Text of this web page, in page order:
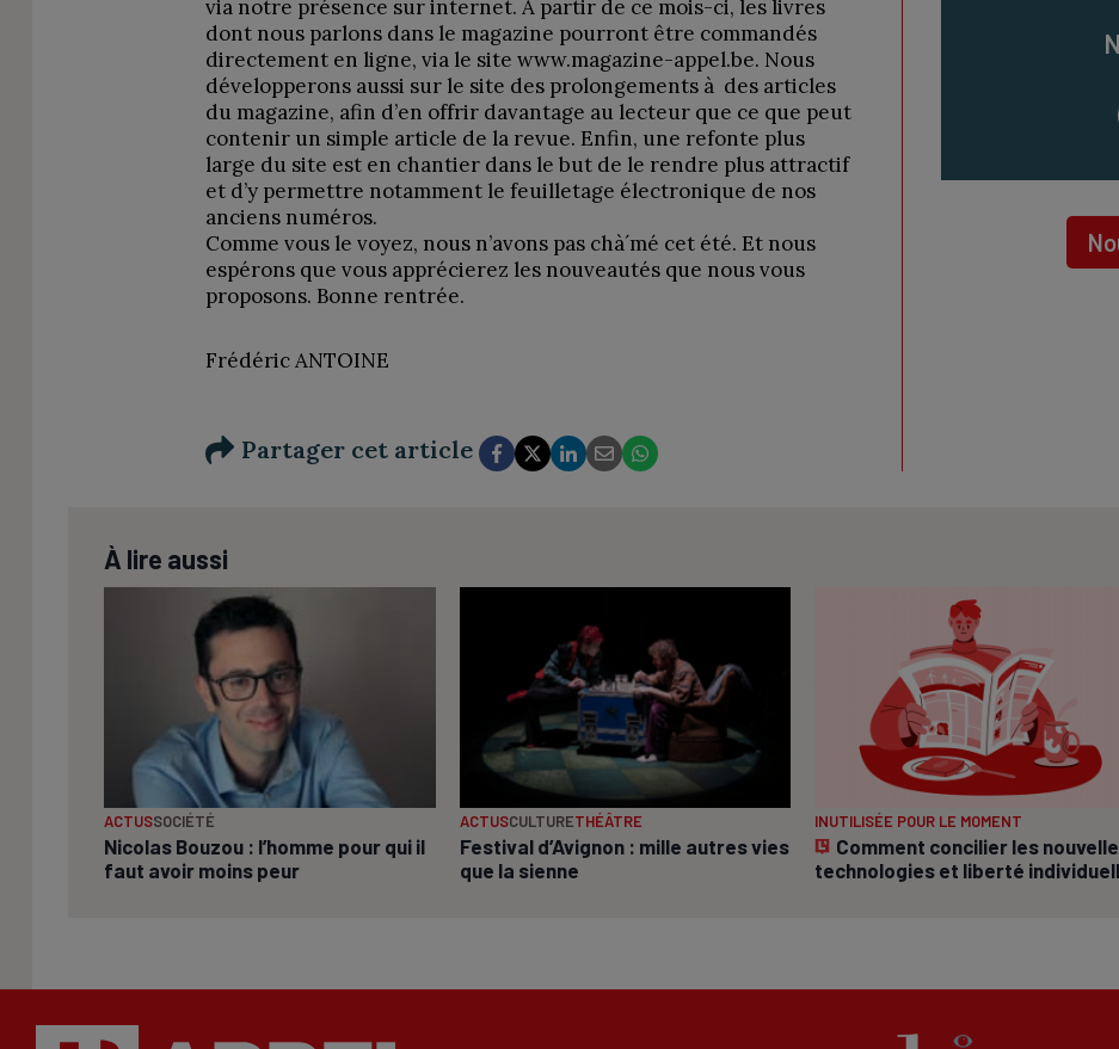
via notre présence sur internet. À partir de ce mois-ci, les livres
dont nous parlons dans le magazine pourront être commandés
directement en ligne, via le site www.magazine-appel.be. Nous
développerons aussi sur le site des prolongements à des articles
du magazine, afin d’en offrir davantage au lecteur que ce que peut
contenir un simple article de la revue. Enfin, une refonte plus
large du site est en chantier dans le but de le rendre plus attractif
et d’y permettre notamment le feuilletage électronique de nos
anciens numéros.
Comme vous le voyez, nous n’avons pas chà´mé cet été. Et nous
espérons que vous apprécierez les nouveautés que nous vous
proposons. Bonne rentrée.
Frédéric ANTOINE
Partager cet article
À lire aussi
ACTUSSOCIÉTÉ
Nicolas Bouzou : l’homme pour qui il
faut avoir moins peur
ACTUSCULTURETHÉÂTRE
Festival d’Avignon : mille autres vies
que la sienne
INUTILISÉE POUR LE MOMENT
Comment concilier les
technologies et liberté